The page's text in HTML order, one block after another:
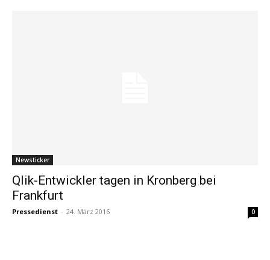
Newsticker
Qlik-Entwickler tagen in Kronberg bei
Frankfurt
Pressedienst - 24. März 2016 0